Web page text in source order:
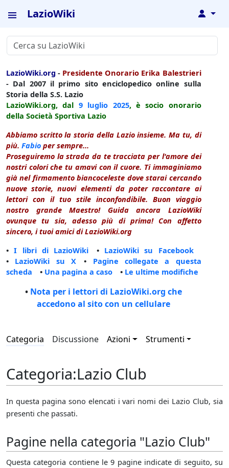
LazioWiki ↓
LazioWiki.org - Presidente Onorario Erika Balestrieri
- Dal 2007 il primo sito enciclopedico online sulla
Storia della S.S. Lazio
LazioWiki.org, dal 9 luglio 2025, è socio onorario
della Società Sportiva Lazio
Abbiamo scritto la storia della Lazio insieme. Ma tu, di
più. Fabio per sempre...
Proseguiremo la strada da te tracciata per l'amore dei
nostri colori che tu amavi con il cuore. Ti immaginiamo
già nel firmamento biancoceleste dove starai cercando
nuove storie, nuovi elementi da poter raccontare ai
lettori con il tuo stile inconfondibile. Buon viaggio
nostro grande Maestro! Guida ancora LazioWiki
ovunque tu sia, adesso più di prima! Con affetto
sincero, i tuoi amici di LazioWiki.org
•I libri di LazioWiki • LazioWiki su Facebook
• LazioWiki su X • Pagine collegate a questa
scheda • Una pagina a caso • Le ultime modifiche
• Nota per i lettori di LazioWiki.org che
accedono al sito con un cellulare
Categoria Discussione Azioni Strumenti
Categoria:Lazio Club
In questa pagina sono elencati i vari nomi dei Lazio Club, sia
presenti che passati.
Pagine nella categoria "Lazio Club"
Questa categoria contiene le 9 pagine indicate di seguito, su